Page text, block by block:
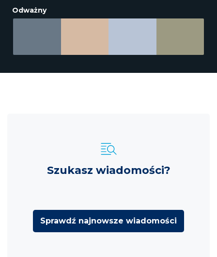
Odważny
Szukasz wiadomości?
Sprawdź najnowsze wiadomości